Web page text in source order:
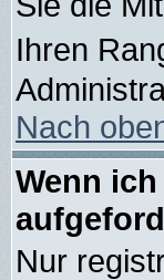
Ihren
Nach
Wenn
Nur